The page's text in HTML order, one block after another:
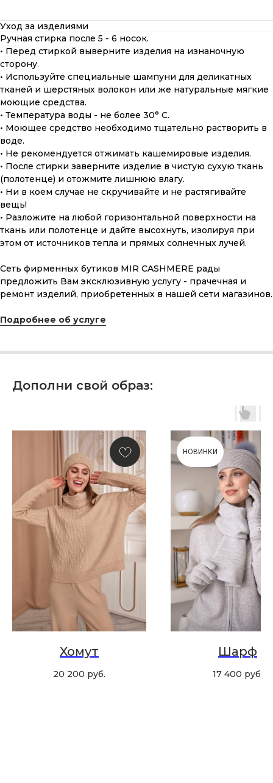
Уход за изделиями
Ручная стирка после 5 - 6 носок.
• Перед стиркой выверните изделия на изнаночную
сторону.
• Используйте специальные шампуни для деликатных
тканей и шерстяных волокон или же натуральные мягкие
моющие средства.
• Температура воды - не более 30° С.
• Моющее средство необходимо тщательно растворить в
воде.
• Не рекомендуется отжимать кашемировые изделия.
• После стирки заверните изделие в чистую сухую ткань
(полотенце) и отожмите лишнюю влагу.
• Ни в коем случае не скручивайте и не растягивайте
вещь!
• Разложите на любой горизонтальной поверхности на
ткань или полотенце и дайте высохнуть, изолируя при
этом от источников тепла и прямых солнечных лучей.
Сеть фирменных бутиков MIR CASHMERE рады
предложить Вам эксклюзивную услугу - прачечная и
ремонт изделий, приобретенных в нашей сети магазинов.
Подробнее об услуге
Дополни свой образ:
Хомут
20 200 руб.
НОВИНКИ
Шарф
17 400 руб.
ПОДАРОЧНАЯ КАРТА
Что может быть лучше подарка,
сделанного с любовью, теплом
и рассчитанного на долгие годы?
КУПИТЬ КАРТУ
на Телеграм канал
Хотите быть в курсе всех новинок
и акций, подпишитесь на email рассылку
Ваш e-mail
Новинки, акции, подарки
и модный журнал — всё это
в нашем телеграмм канале:
MIR CASHMERE Official